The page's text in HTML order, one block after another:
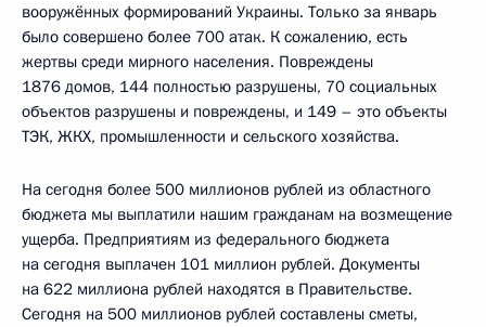
вооружённых формирований Украины. Только за январь
было совершено более 700 атак. К сожалению, есть
жертвы среди мирного населения. Повреждены
1876 домов, 144 полностью разрушены, 70 социальных
объектов разрушены и повреждены, и 149 – это объекты
ТЭК, ЖКХ, промышленности и сельского хозяйства.
На сегодня более 500 миллионов рублей из областного
бюджета мы выплатили нашим гражданам на возмещение
ущерба. Предприятиям из федерального бюджета
на сегодня выплачен 101 миллион рублей. Документы
на 622 миллиона рублей находятся в Правительстве.
Сегодня на 500 миллионов рублей составлены сметы,